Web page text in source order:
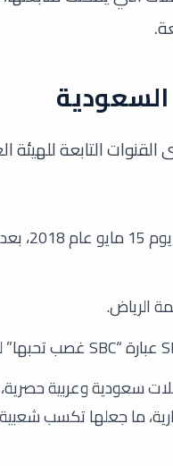
التابعة للهيئة
: بدأ
الرياض.
سعودية وعربية
ما جعلها تكسب